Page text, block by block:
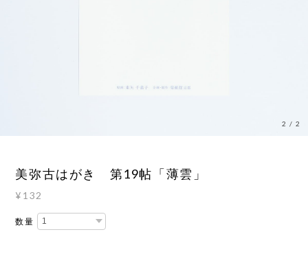
2 /2
美弥古はがき 第19帖「薄雲」
¥132
数量